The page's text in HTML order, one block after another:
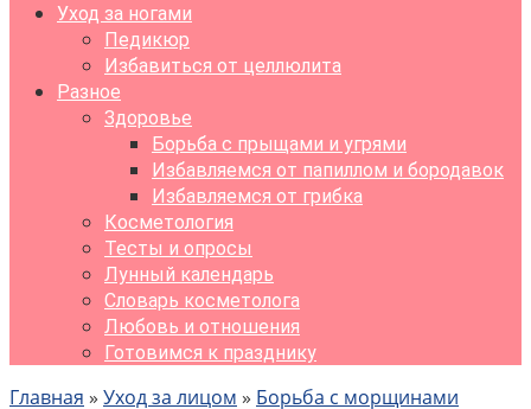
Уход за ногами
Педикюр
Избавиться от целлюлита
Разное
Здоровье
Борьба с прыщами и угрями
Избавляемся от папиллом и бородавок
Избавляемся от грибка
Косметология
Тесты и опросы
Лунный календарь
Словарь косметолога
Любовь и отношения
Готовимся к празднику
Главная » Уход за лицом » Борьба с морщинами